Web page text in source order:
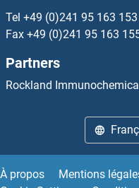
CLDN14 Anticorps
CLDN25 Anticorps
CLDND1 Anticorps
Tel +49 (0)241 95 163 153
Fax +49 (0)241 95 163
Partners
Rockland
À propos Mentions